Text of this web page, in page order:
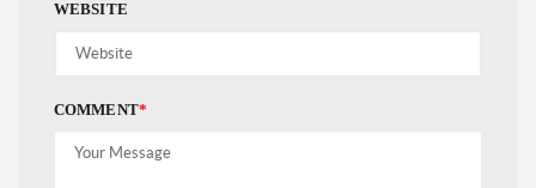
WEBSITE
COMMENT*